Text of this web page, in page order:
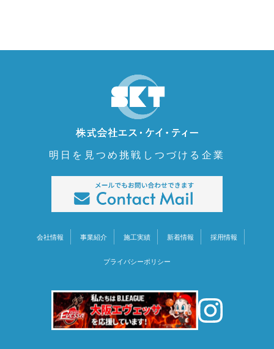
明日を見つめ挑戦しつづける企業
会社情報 事業紹介 施工実績 新着情報 採用情報
プライバシーポリシー